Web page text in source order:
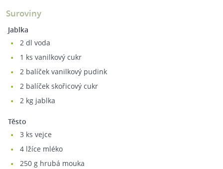
Suroviny
Jablka
2 dl voda
1 ks vanilkový cukr
2 balíček vanilkový pudink
2 balíček skořicový cukr
2 kg jablka
Těsto
3 ks vejce
4 lžíce mléko
250 g hrubá mouka